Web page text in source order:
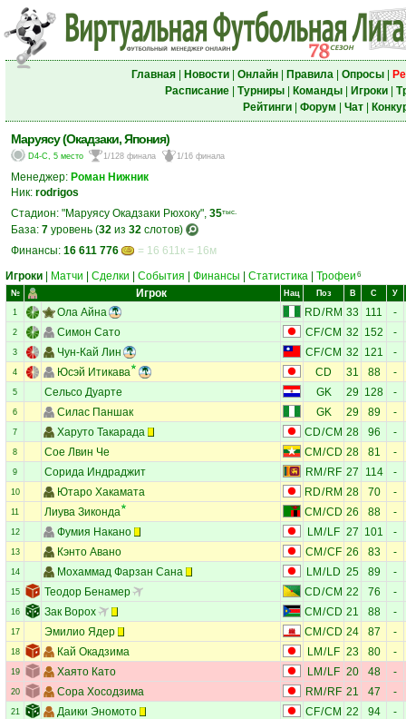
Главная| Новости| Онлайн| Правила| Опросы|
Расписание| Турниры| Команды| Игроки|
Рейтинги| Форум Чат|
Маруясу (Окадзаки, Япония)
D4-C, 5 место 1/128 финала 1/16 финала
Менеджер: Роман Нижник
Ник: rodrigos
Стадион: "Маруясу Окадзаки Рюхоку", 35тыс.
База: 7 уровень (32 из 32 слотов)
Финансы: 16 611 776
= 16 611к = 16м
Игроки
Матчи Сделки События Финансы Статистика Трофеи 6
№ Игрок Нац Поз В С У
1 Ола Айна RD/ RM 33 111 -
2 Симон Сато CF/CM 32 152 -
3 Чун-Кай Лин CF/CM 32 121 -
4 Юсэй Итикава CD 31 88 -
5 Сельсо Дуарте GK 29 128 -
6 Силас Паншак GK 29 89 -
7 Харуто Такарада CD/CM 28 96 -
8 Сое Лвин Че CM /CD 28 81 -
9 Сорида Индраджит RM / RF 27 114 -
10 Ютаро Хакамата RD/ RM 28 70 -
11 Лиува Зиконда CM /CD 26 88 -
12 Фумия Накано LM / LF 27 101 -
13 Кэнто Авано CM /CF 26 83 -
14 Мохаммад Фарзан Сана LM / LD 25 89 -
15 Теодор Бенамер CD/CM 22 76 -
16 Зак Ворох CM /CD 21 88 -
17 Эмилио Ядер CM /CD 24 87 -
18 Кай Окадзима LM / LF 23 80 -
19 Хаято Като LM / LF 20 48 -
20 Сора Хосодзима RM / RF 21 47 -
21 Даики Эномото CF/CM 22 94 -